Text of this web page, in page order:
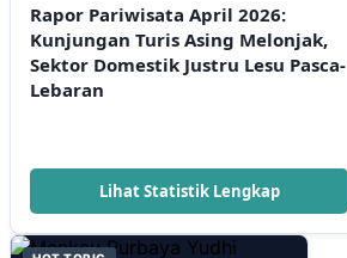
Rapor Pariwisata April 2026:
Kunjungan Turis Asing Melonjak,
Sektor Domestik Justru Lesu Pasca-
Lebaran
Lihat Statistik Lengkap